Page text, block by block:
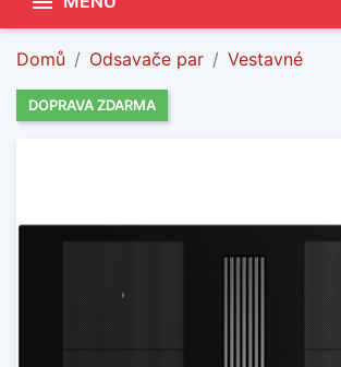
Domů Odsavače par Vestavné
DOPRAVA ZDARMA